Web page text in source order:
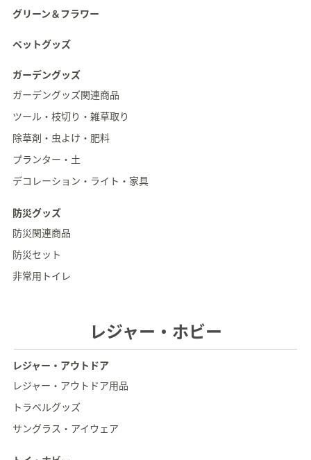
グリーン＆フラワー
ペットグッズ
ガーデングッズ
ガーデングッズ関連商品
ツール・枝切り・雑草取り
除草剤・虫よけ・肥料
プランター・土
デコレーション・ライト・家具
防災グッズ
防災関連商品
防災セット
非常用トイレ
レジャー・ホビー
レジャー・アウトドア
レジャー・アウトドア用品
トラベルグッズ
サングラス・アイウェア